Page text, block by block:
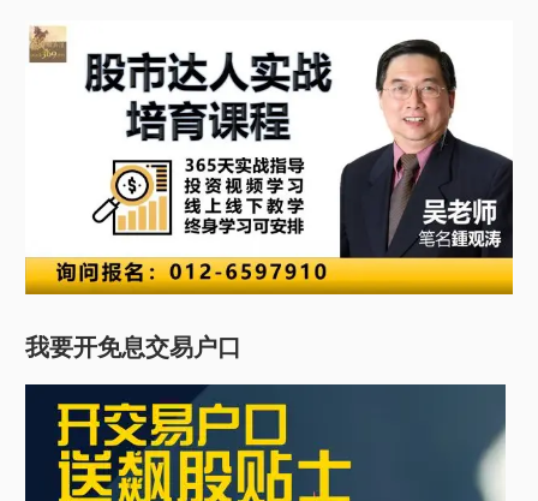
我要开免息交易户口